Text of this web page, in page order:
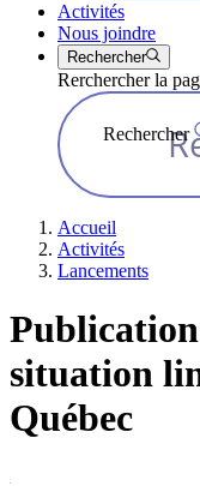
Activités
Nous joindre
Rechercher
Rerchercher la
Rechercher
Accueil
Activités
Lancements
situation
Québec